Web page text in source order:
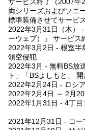
両シリーズおよびソニ
標準装備させてサービ
2022年3月31日（木）
ーウェブ）」 サービス
2022年3月2日 - 根室半
領空侵犯
2022年3月 - 無料BS放
ト」「BSよしもと」 開
2022年2月24日 - ロシ
2022年2月4日 ～ 2月
2022年1月31日 - 4丁
2021年12月31日 - コ